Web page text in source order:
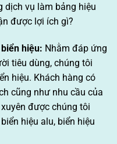
dịch vụ làm bảng hiệu
được lợi ích gì?
hiệu: Nhằm đáp ứng
tiêu dùng, chúng tôi
hiệu. Khách hàng có
cũng như nhu cầu của
được chúng tôi
hiệu alu, biển hiệu